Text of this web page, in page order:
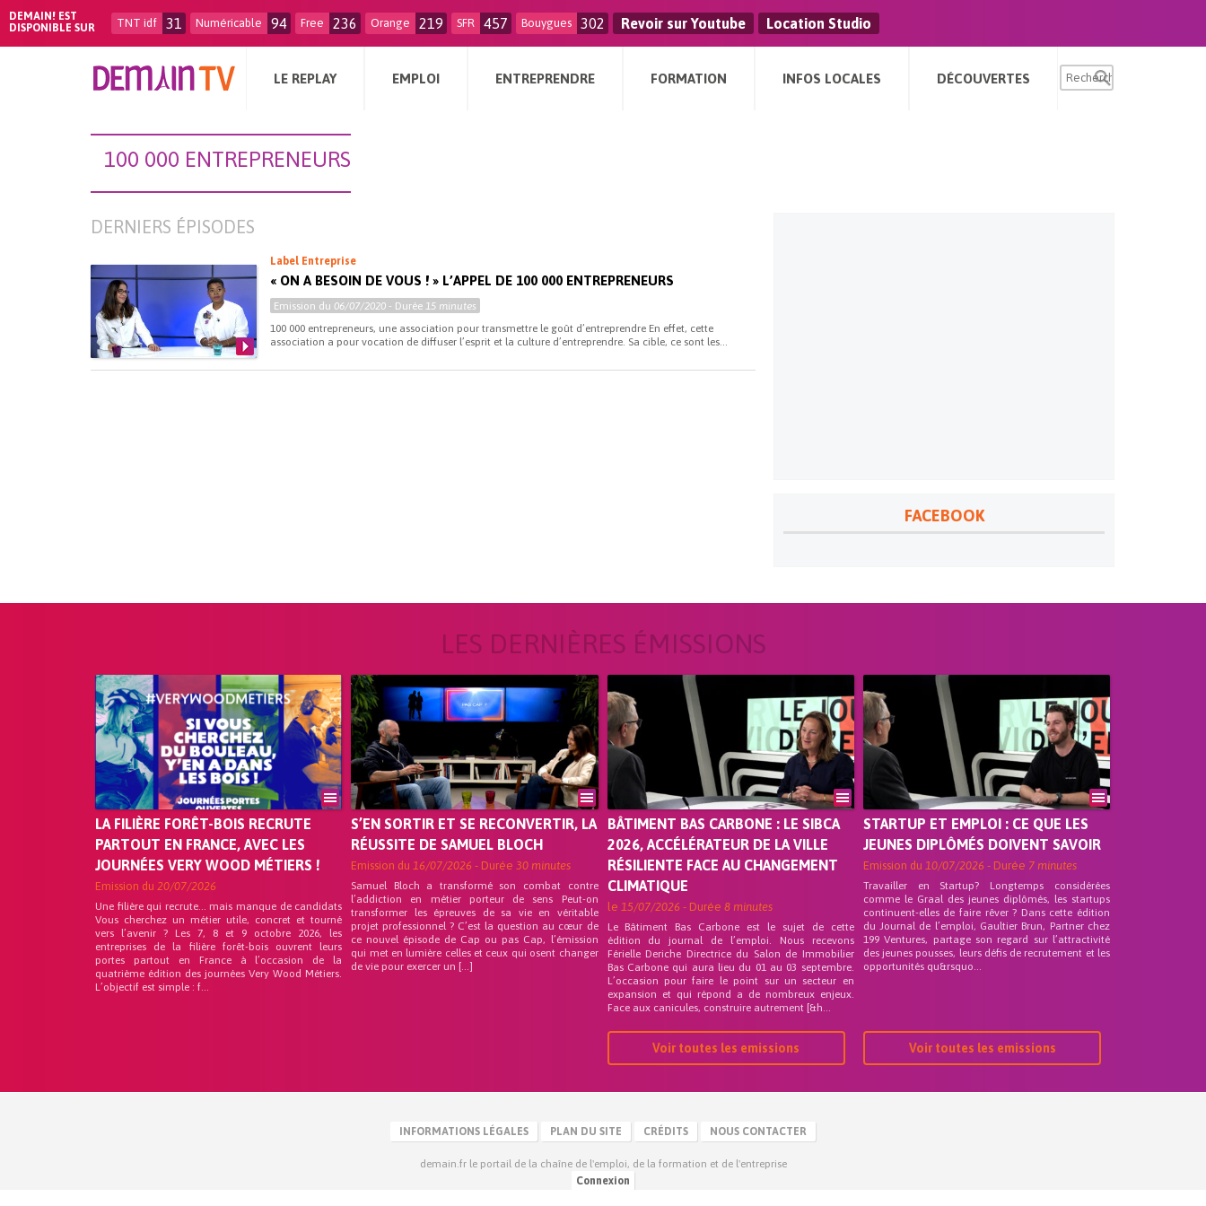
DEMAIN! EST
DISPONIBLE SUR
TNT idf 31 Numéricable 94 Free 236 Orange 219 SFR 457 Bouygues 302 Revoir sur Youtube Location Studio
LE REPLAY EMPLOI ENTREPRENDRE FORMATION INFOS LOCALES DÉCOUVERTES
100 000 ENTREPRENEURS
DERNIERS ÉPISODES
Label Entreprise
« ON A BESOIN DE VOUS ! » L’APPEL DE 100 000 ENTREPRENEURS
Emission du 06/07/2020 - Durée15 minutes
100 000 entrepreneurs, une association pour transmettre le goût d’entreprendre En effet, cette
association a pour vocation de diffuser l’esprit et la culture d’entreprendre. Sa cible, ce sont les...
FACEBOOK
LES DERNIÈRES ÉMISSIONS
LA FILIÈRE FORÊT-BOIS RECRUTE
PARTOUT EN FRANCE, AVEC LES
JOURNÉES VERY WOOD MÉTIERS !
Emission du 20/07/2026
Une filière qui recrute… mais manque de candidats
Vous cherchez un métier utile, concret et tourné
vers l’avenir ? Les 7, 8 et 9 octobre 2026, les
entreprises de la filière forêt-bois ouvrent leurs
portes partout en France à l’occasion de la
quatrième édition des journées Very Wood Métiers.
L’objectif est simple : f...
S’EN SORTIR ET SE RECONVERTIR, LA
RÉUSSITE DE SAMUEL BLOCH
Emission du16/07/2026 - Durée30 minutes
Samuel Bloch a transformé son combat contre
l’addiction en métier porteur de sens Peut-on
transformer les épreuves de sa vie en véritable
projet professionnel ? C’est la question au cœur de
ce nouvel épisode de Cap ou pas Cap, l’émission
qui met en lumière celles et ceux qui osent changer
de vie pour exercer un […]
BÂTIMENT BAS CARBONE : LE SIBCA
2026, ACCÉLÉRATEUR DE LA VILLE
RÉSILIENTE FACE AU CHANGEMENT
CLIMATIQUE
le 15/07/2026 - Durée 8 minutes
Le Bâtiment Bas Carbone est le sujet de cette
édition du journal de l’emploi. Nous recevons
Férielle Deriche Directrice du Salon de Immobilier
Bas Carbone qui aura lieu du 01 au 03 septembre.
L’occasion pour faire le point sur un secteur en
expansion et qui répond a de nombreux enjeux.
Face aux canicules, construire autrement [&h...
Voir toutes les emissions
STARTUP ET EMPLOI : CE QUE LES
JEUNES DIPLÔMÉS DOIVENT SAVOIR
Emission du 10/07/2026 - Durée 7 minutes
Travailler en Startup? Longtemps considérées
comme le Graal des jeunes diplômés, les startups
continuent-elles de faire rêver ? Dans cette édition
du Journal de l’emploi, Gaultier Brun, Partner chez
199 Ventures, partage son regard sur l’attractivité
des jeunes pousses, leurs défis de recrutement et les
opportunités qu&rsquo...
Voir toutes les emissions
INFORMATIONS LÉGALES PLAN DU SITE CRÉDITS NOUS CONTACTER
demain.fr le portail de la chaîne de l'emploi, de la formation et de l'entreprise
Connexion